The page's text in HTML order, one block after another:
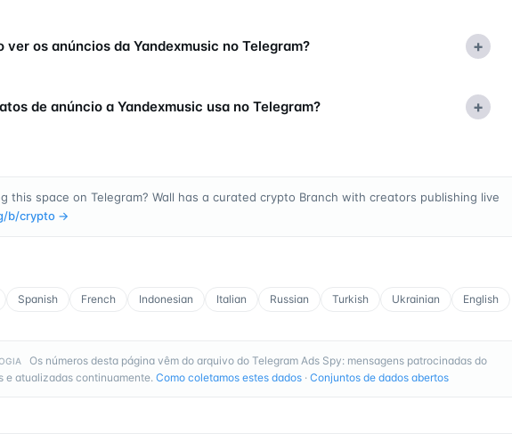
ver os anúncios da Yandexmusic no Telegram? +
de anúncio a Yandexmusic usa no Telegram? +
this space on Telegram? Wall has a curated crypto Branch with creators publishing live
b/crypto →
Spanish French Indonesian Italian Russian Turkish Ukrainian English
Os números desta página vêm do arquivo do Telegram Ads Spy: mensagens patrocinadas do
e atualizadas continuamente. Como coletamos estes dados · Conjuntos de dados abertos